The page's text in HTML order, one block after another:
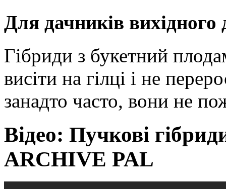
Для дачників вихідного
Гібриди з букетний
висіти на гілці і не
занадто часто, вони не
Відео: Пучкові
ARCHIVE PAL